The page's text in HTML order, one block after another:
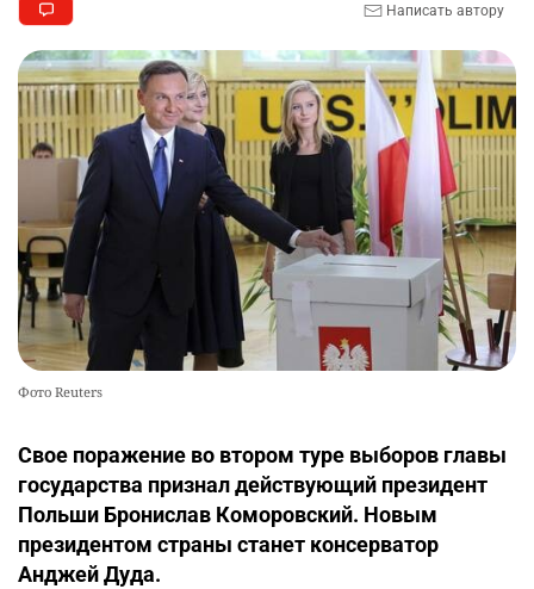
Написать автору
Фото Reuters
Свое поражение во втором туре выборов главы
государства признал действующий президент
Польши Бронислав Коморовский. Новым
президентом страны станет консерватор
Анджей Дуда.